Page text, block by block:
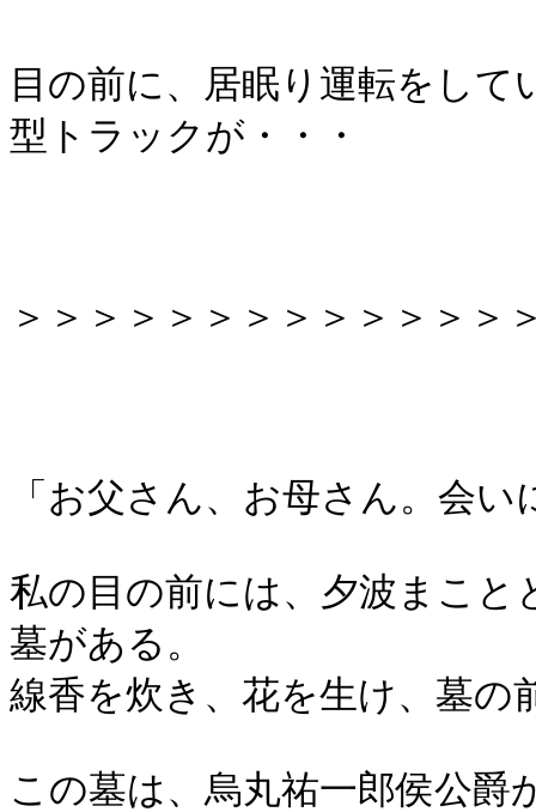
目の前に、居眠り運転をし
型トラックが・・・
＞＞＞＞＞＞＞＞＞＞＞＞＞
「お父さん、お母さん。会い
私の目の前には、夕波まこ
墓がある。
線香を炊き、花を生け、墓の
この墓は、烏丸祐一郎侯公爵